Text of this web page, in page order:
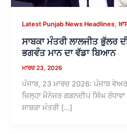
Latest Punjab News Headlines,
ਸਾਬਕਾ ਮੰਤਰੀ ਲਾਲਜੀਤ ਭੁੱਲਰ
ਭਗਵੰਤ ਮਾਨ ਦਾ ਵੱਡਾ ਬਿਆਨ
ਮਾਰਚ 23, 2026
ਪੰਜਾਬ, 23 ਮਾਰਚ 2026: ਪੰਜਾਬ
ਜ਼ਿਲ੍ਹਾ ਮੈਨੇਜਰ ਗਗਨਦੀਪ ਸਿੰਘ
ਸਾਬਕਾ ਮੰਤਰੀ […]